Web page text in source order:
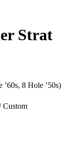
Strat
8 Hole ’50s)
Custom